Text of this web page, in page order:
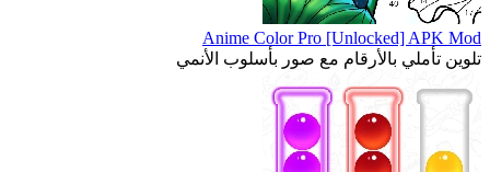
Anime Color Pro [Unlocked] APK Mod
تلوين تأملي بالأرقام مع صور بأسلوب الأنمي